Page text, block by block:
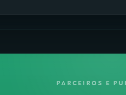
PARCEIROS E